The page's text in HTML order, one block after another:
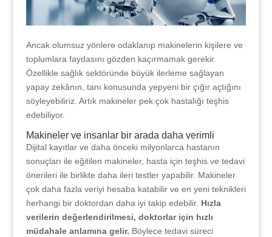
Ancak olumsuz yönlere odaklanıp makinelerin kişilere ve
toplumlara faydasını gözden kaçırmamak gerekir.
Özellikle sağlık sektöründe büyük ilerleme sağlayan
yapay zekânın, tanı konusunda yepyeni bir çığır açtığını
söyleyebiliriz. Artık makineler pek çok hastalığı teşhis
edebiliyor.
Makineler ve insanlar bir arada daha verimli
Dijital kayıtlar ve daha önceki milyonlarca hastanın
sonuçları ile eğitilen makineler, hasta için teşhis ve tedavi
önerileri ile birlikte daha ileri testler yapabilir. Makineler
çok daha fazla veriyi hesaba katabilir ve en yeni teknikleri
herhangi bir doktordan daha iyi takip edebilir. Hızla
verilerin değerlendirilmesi, doktorlar için hızlı
müdahale anlamına gelir. Böylece tedavi süreci